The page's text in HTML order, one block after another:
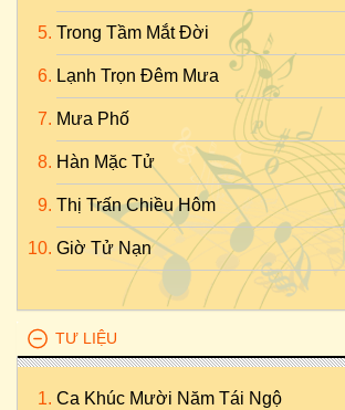
Trong Tầm Mắt Đời
Lạnh Trọn Đêm Mưa
Mưa Phố
Hàn Mặc Tử
Thị Trấn Chiều Hôm
Giờ Tử Nạn
TƯ LIỆU
Ca Khúc Mười Năm Tái Ngộ